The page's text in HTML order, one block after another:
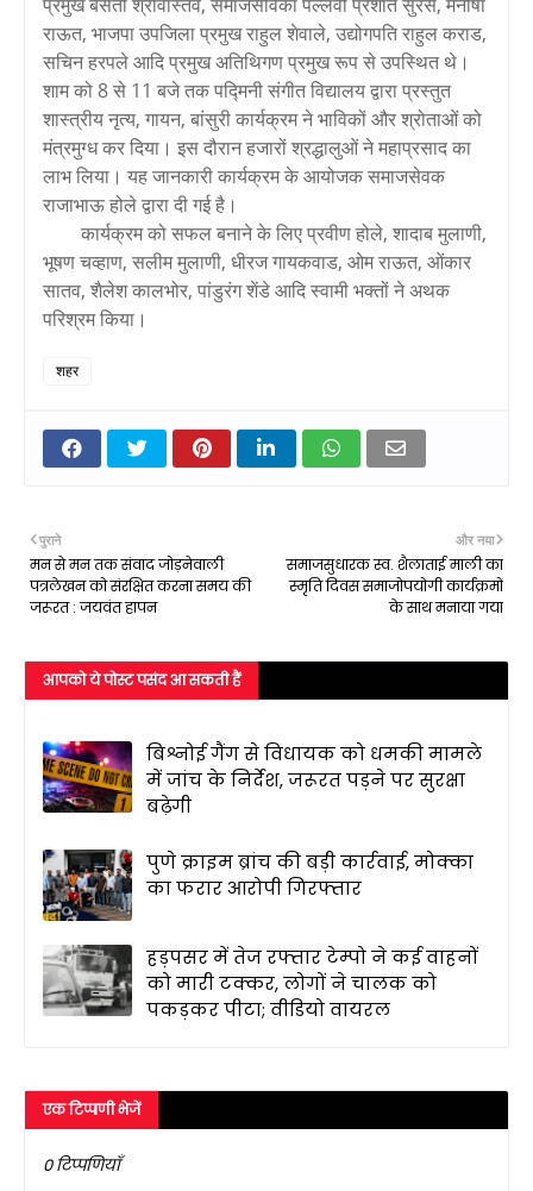
राऊत, भाजपा उपजिला प्रमुख राहुल शेवाले, उद्योगपति राहुल कराड,
सचिन हरपले आदि प्रमुख अतिथिगण प्रमुख रूप से उपस्थित थे।
शाम को 8 से 11 बजे तक पद्मिनी संगीत विद्यालय द्वारा प्रस्तुत
शास्त्रीय नृत्य, गायन, बांसुरी कार्यक्रम ने भाविकों और श्रोताओं को
मंत्रमुग्ध कर दिया। इस दौरान हजारों श्रद्धालुओं ने महाप्रसाद का
लाभ लिया। यह जानकारी कार्यक्रम के आयोजक समाजसेवक
राजाभाऊ होले द्वारा दी गई है।
कार्यक्रम को सफल बनाने के लिए प्रवीण होले, शादाब मुलाणी,
भूषण चव्हाण, सलीम मुलाणी, धीरज गायकवाड, ओम राऊत, ओंकार
सातव, शैलेश कालभोर, पांडुरंग शेंडे आदि स्वामी भक्तों ने अथक
परिश्रम किया।
शहर
और नया
समाजसुधारक स्व. शैलाताई माली का
स्मृति दिवस समाजोपयोगी कार्यक्रमों
के साथ मनाया गया
पुराने
मन से मन तक संवाद जोड़नेवाली
पत्रलेखन को संरक्षित करना समय की
जरूरत : जयवंत हापन
आपको ये पोस्ट पसंद आ सकती हैं
बिश्नोई गैंग से विधायक को धमकी मामले
में जांच के निर्देश, जरूरत पड़ने पर सुरक्षा
बढ़ेगी
पुणे क्राइम ब्रांच की बड़ी कार्रवाई, मोक्का
का फरार आरोपी गिरफ्तार
हड़पसर में तेज रफ्तार टेम्पो ने कई वाहनों
को मारी टक्कर, लोगों ने चालक को
पकड़कर पीटा; वीडियो वायरल
एक टिप्पणी भेजें
0 टिप्पणियाँ